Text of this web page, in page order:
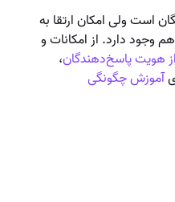
است ولی امکان ارتقا به
هم وجود دارد. از امکانات و
هویت پاسخ‌دهندگان،
آموزش چگونگی